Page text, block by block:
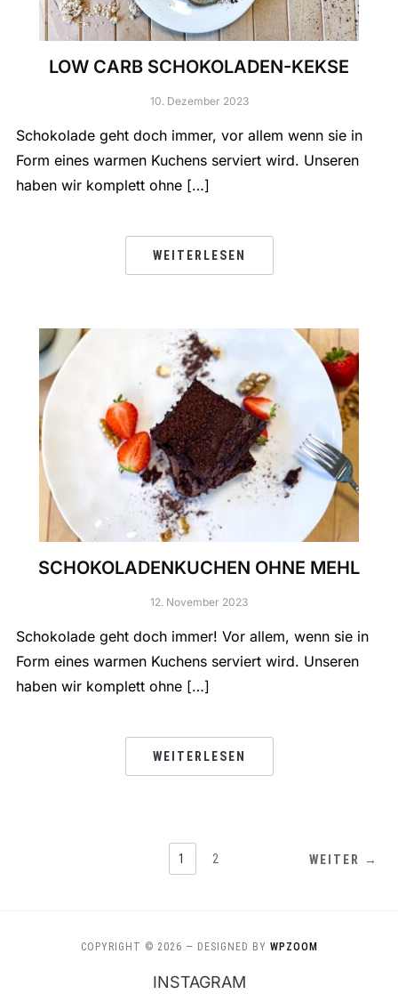
LOW CARB SCHOKOLADEN-KEKSE
10. Dezember 2023
Schokolade geht doch immer, vor allem wenn sie in
Form eines warmen Kuchens serviert wird. Unseren
haben wir komplett ohne […]
WEITERLESEN
SCHOKOLADENKUCHEN OHNE MEHL
12. November 2023
Schokolade geht doch immer! Vor allem, wenn sie in
Form eines warmen Kuchens serviert wird. Unseren
haben wir komplett ohne […]
WEITERLESEN
1 2 WEITER →
COPYRIGHT © 2026 — DESIGNED BY WPZOOM
INSTAGRAM